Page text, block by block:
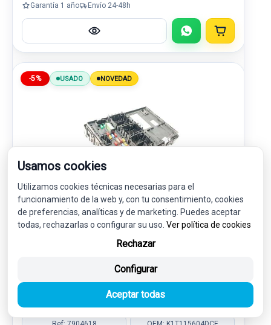
Garantía 1 año Envío 24-48h
-5% USADO NOVEDAD
CAJA RELES / FUSIBLES K1T115604DCE
F005V02922
FORD TRANSIT CONNECT V408
133,00 € sin IVA.
Usamos cookies
Utilizamos cookies técnicas necesarias para el
funcionamiento de la web y, con tu consentimiento, cookies
de preferencias, analíticas y de marketing. Puedes aceptar
todas, rechazarlas o configurar su uso. Ver política de cookies
Rechazar
Configurar
Aceptar todas